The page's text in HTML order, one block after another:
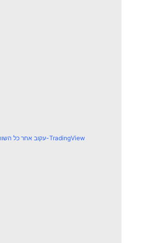
עקוב אחר כל השווקים ב-TradingView